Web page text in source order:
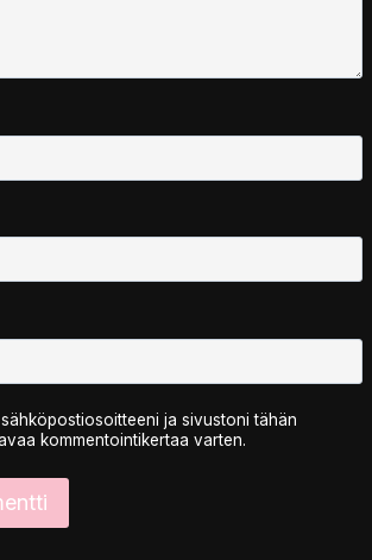
ja sivustoni tähän
kommentointikertaa varten.